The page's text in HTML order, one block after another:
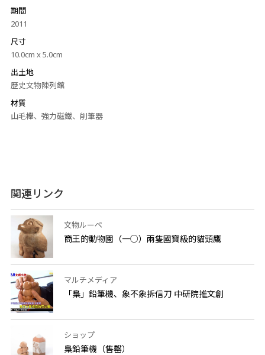
期間
2011
尺寸
10.0cm x 5.0cm
出土地
歷史文物陳列館
材質
山毛櫸、強力磁鐵、削筆器
関連リンク
文物ルーペ
商王的動物園（一○）兩隻國寶級的貓頭鷹
マルチメディア
「梟」鉛筆機、象不象拆信刀 中研院推文創
ショップ
梟鉛筆機（售罄）